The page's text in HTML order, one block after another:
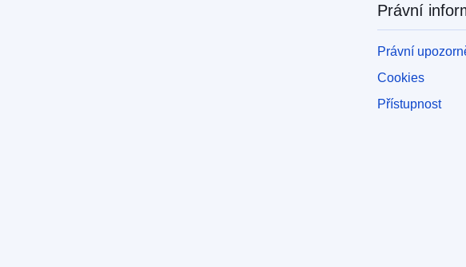
Právní
Právní
Cookies
Přístupnost